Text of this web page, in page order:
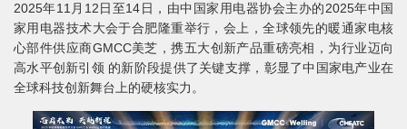
2025年11月12日至14日，由中国家用电器协会主办的2025年中国
家用电器技术大会于合肥隆重举行，会上，全球领先的暖通家电核
心部件供应商GMCC美芝，携五大创新产品重磅亮相，为行业迈向
高水平创新引领 的新阶段提供了关键支撑，彰显了中国家电产业在
全球科技创新舞台上的硬核实力。